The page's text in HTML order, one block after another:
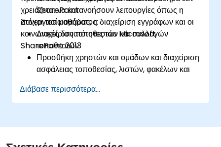
χρειάζεται να κατανοήσουν λειτουργίες όπως η
συνεργασία ομάδας, η διαχείριση εγγράφων και οι
κοινωνικές δυνατότητες του Microsoft
SharePoint 2013
SharePoint
Στόχοι του μαθήματος:
Διαχείριση τοποθεσιών και συλλογών
τοποθεσιών
Προσθήκη χρηστών και ομάδων και διαχείριση
ασφάλειας τοποθεσίας, λιστών, φακέλων και
Προσθήκη και ρύθμιση τμημάτων web
Διαμόρφωση επιλογών τοποθεσίας,
τίτλου, της περιγραφής και του εικονιδίου
Διάβασε περισσότερα...